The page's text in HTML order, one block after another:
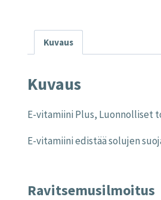
Kuvaus
Kuvaus
E-vitamiini Plus,
E-vitamiini edistää solujen
Ravitsemusilmoitus